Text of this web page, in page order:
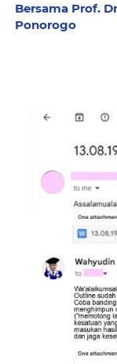
Bersama Prof.
Ponorogo